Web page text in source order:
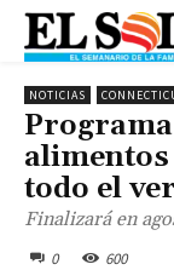
NOTICIAS
todo el
Finalizará en
0 600